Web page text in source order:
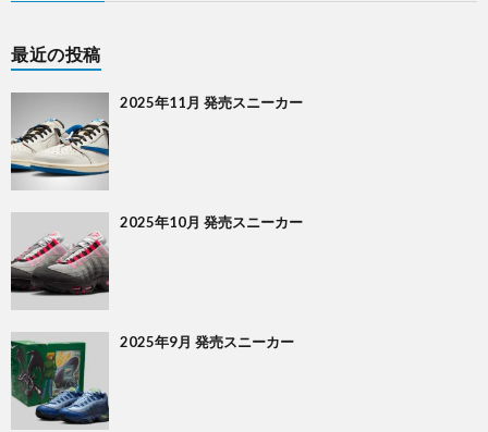
最近の投稿
2025年11月 発売スニーカー
2025年10月 発売スニーカー
2025年9月 発売スニーカー